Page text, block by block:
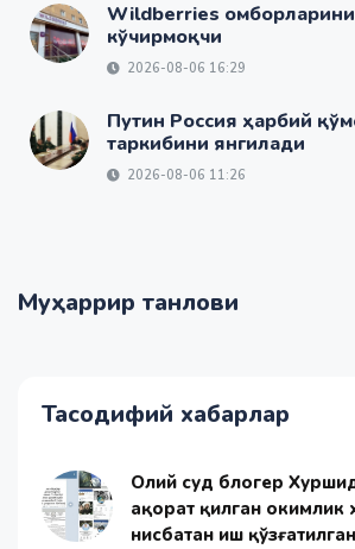
Wildberries омборларини
кўчирмоқчи
2026-08-06 16:29
Путин Россия ҳарбий
таркибини янгилади
2026-08-06 11:26
Муҳаррир танлови
Тасодифий хабарлар
Олий суд блогер
ҳақорат қилган
нисбатан иш